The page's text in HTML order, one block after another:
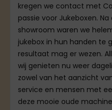
kregen we contact met
passie voor Jukeboxen.
showroom waren we
jukebox in hun handen te
resultaat mag er wezen.
wij genieten nu weer
zowel van het aanzicht
service en mensen met
deze mooie oude